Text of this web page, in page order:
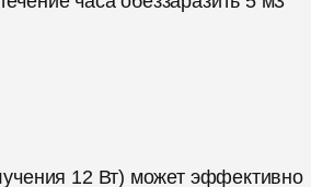
12 Вт) может эффективно